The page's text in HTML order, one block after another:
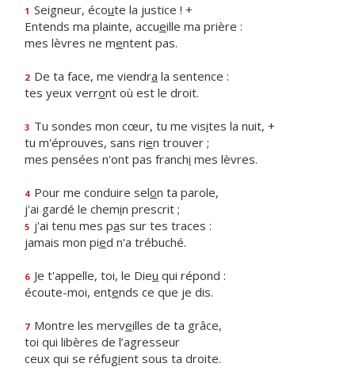
1 Seigneur, écoute la justice ! +
Entends ma plainte, accueille ma prière :
mes lèvres ne mentent pas.
2 De ta face, me viendra la sentence :
tes yeux verront où est le droit.
3 Tu sondes mon cœur, tu me visites la nuit, +
tu m'éprouves, sans rien trouver ;
mes pensées n'ont pas franchi mes lèvres.
4 Pour me conduire selon ta parole,
j'ai gardé le chemin prescrit ;
5 j'ai tenu mes pas sur tes traces :
jamais mon pied n'a trébuché.
6 Je t'appelle, toi, le Dieu qui répond :
écoute-moi, entends ce que je dis.
7 Montre les merveilles de ta grâce,
toi qui libères de l’agresseur
ceux qui se réfugient sous ta droite.